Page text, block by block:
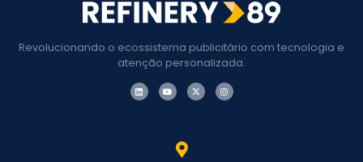
Revolucionando o ecossistema publicitário com tecnologia e
atenção personalizada.